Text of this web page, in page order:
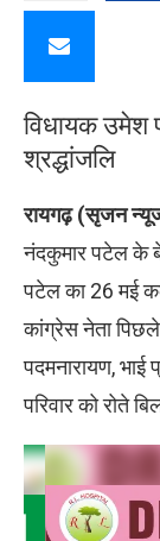
विधायक उमेश
श्रद्धांजलि
रायगढ़ (सृजन
नंदकुमार पटेल के
पटेल का 26 मई कक
कांग्रेस नेता
पदमनारायण, भाई
परिवार को रोते